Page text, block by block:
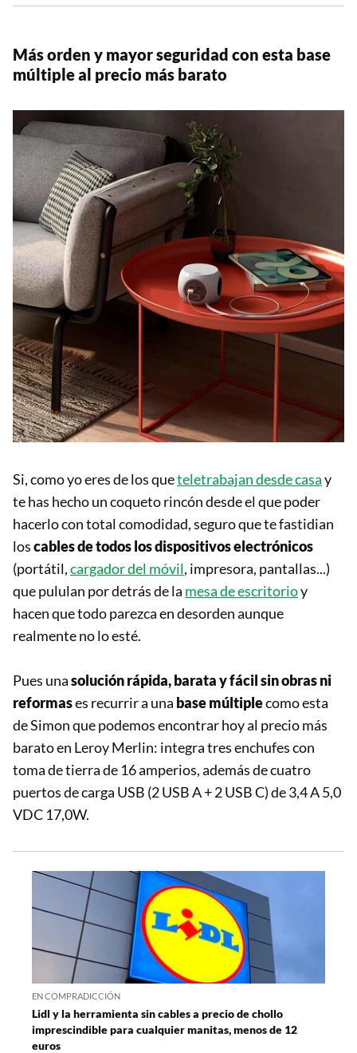
Más orden y mayor seguridad con esta base
múltiple al precio más barato
Si, como yo eres de los queteletrabajan desde casay
te has hecho un coqueto rincón desde el que poder
hacerlo con total comodidad, seguro que te fastidian
loscables de todos los dispositivos electrónicos
(portátil,cargador del móvil, impresora, pantallas...)
que pululan por detrás de la mesa de escritorioy
hacen que todo parezca en desorden aunque
realmente no lo esté.
Pues unasolución rápida, barata y fácil sin obras ni
reformases recurrir a una base múltiplecomo esta
de Simon que podemos encontrar hoy al precio más
barato en Leroy Merlin: integra tres enchufes con
toma de tierra de 16 amperios, además de cuatro
puertos de carga USB (2 USB A + 2 USB C) de 3,4 A 5,0
VDC 17,0W.
EN COMPRADICCIÓN
Lidl y la herramienta sin cables a precio de chollo
imprescindible para cualquier manitas, menos de 12
euros